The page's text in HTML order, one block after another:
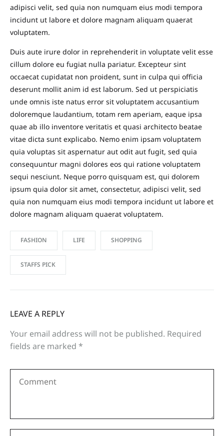
adipisci velit, sed quia non numquam eius modi tempora
incidunt ut labore et dolore magnam aliquam quaerat
voluptatem.
Duis aute irure dolor in reprehenderit in voluptate velit esse
cillum dolore eu fugiat nulla pariatur. Excepteur sint
occaecat cupidatat non proident, sunt in culpa qui officia
deserunt mollit anim id est laborum. Sed ut perspiciatis
unde omnis iste natus error sit voluptatem accusantium
doloremque laudantium, totam rem aperiam, eaque ipsa
quae ab illo inventore veritatis et quasi architecto beatae
vitae dicta sunt explicabo. Nemo enim ipsam voluptatem
quia voluptas sit aspernatur aut odit aut fugit, sed quia
consequuntur magni dolores eos qui ratione voluptatem
sequi nesciunt. Neque porro quisquam est, qui dolorem
ipsum quia dolor sit amet, consectetur, adipisci velit, sed
quia non numquam eius modi tempora incidunt ut labore et
dolore magnam aliquam quaerat voluptatem.
FASHION LIFE SHOPPING
STAFFS PICK
LEAVE A REPLY
Your email address will not be published. Required
fields are marked *